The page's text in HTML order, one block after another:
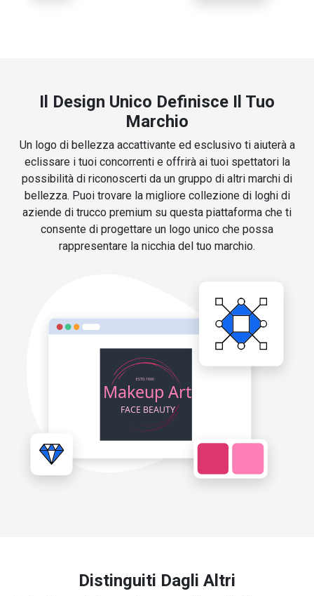
Il Design Unico Definisce Il Tuo
Marchio
Un logo di bellezza accattivante ed esclusivo ti aiuterà a
eclissare i tuoi concorrenti e offrirà ai tuoi spettatori la
possibilità di riconoscerti da un gruppo di altri marchi di
bellezza. Puoi trovare la migliore collezione di loghi di
aziende di trucco premium su questa piattaforma che ti
consente di progettare un logo unico che possa
rappresentare la nicchia del tuo marchio.
Distinguiti Dagli Altri